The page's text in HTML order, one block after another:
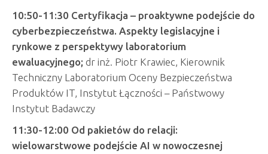
10:50-11:30 Certyfikacja – proaktywne podejście do
cyberbezpieczeństwa. Aspekty legislacyjne i
rynkowe z perspektywy laboratorium
ewaluacyjnego; dr inż. Piotr Krawiec, Kierownik
Techniczny Laboratorium Oceny Bezpieczeństwa
Produktów IT, Instytut Łączności – Państwowy
Instytut Badawczy
11:30-12:00 Od pakietów do relacji:
wielowarstwowe podejście AI w nowoczesnej